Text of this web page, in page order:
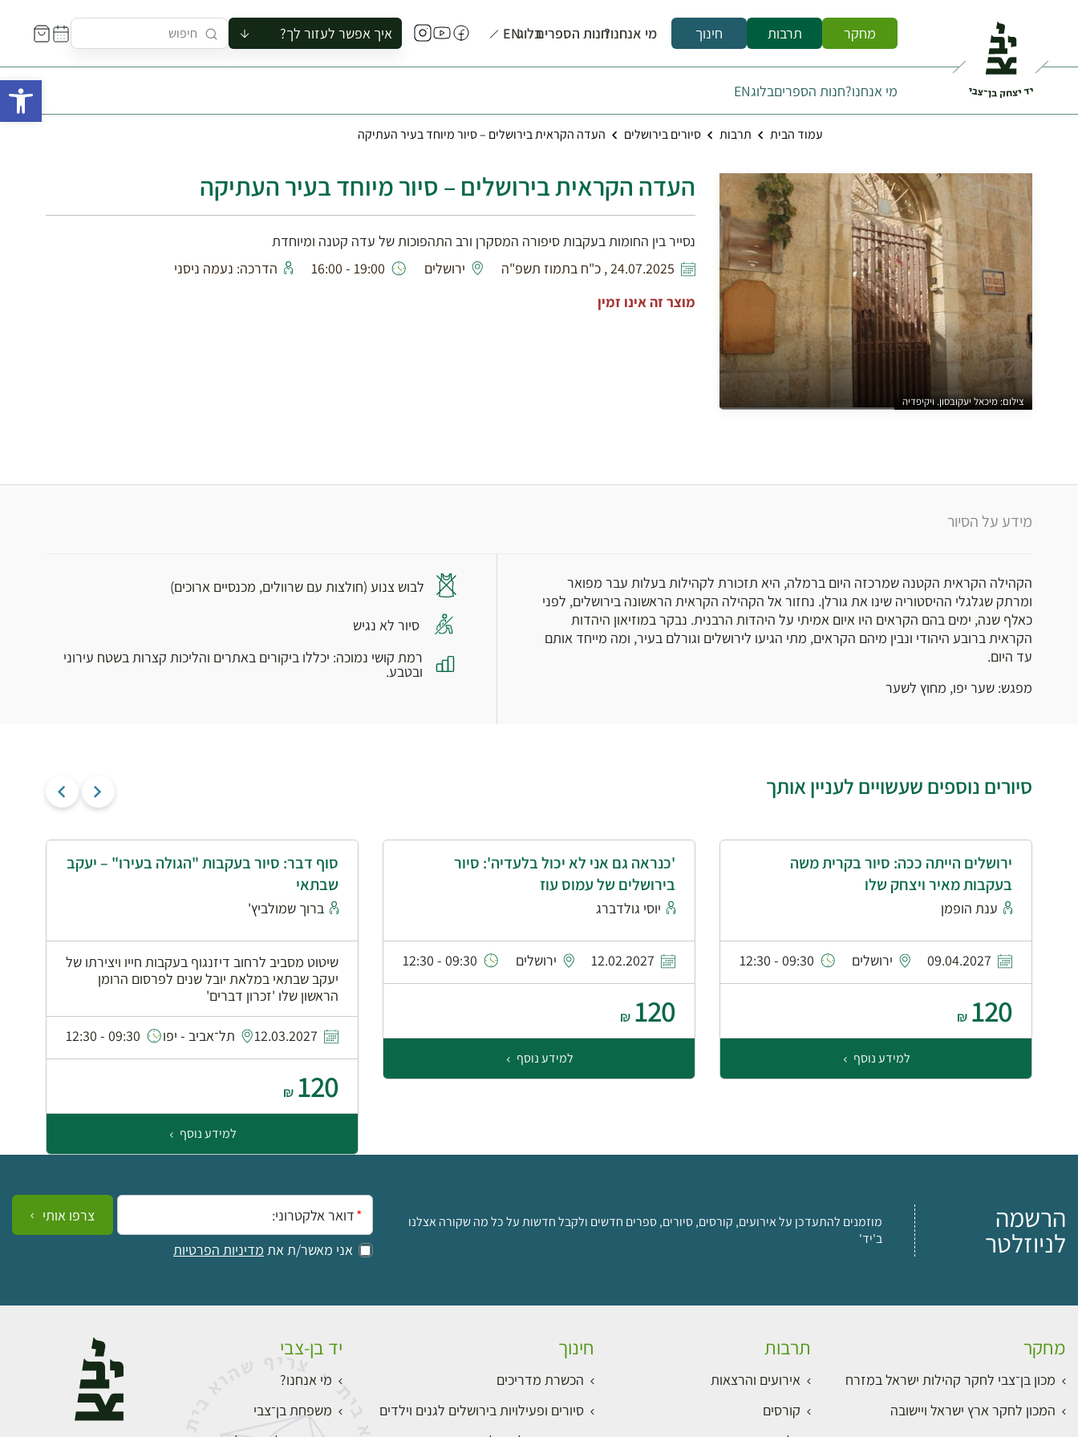
מחקר תרבות חינוך מי אנחנו?חנות הספריםבלוגEN איך אפשר לעזור לך?
להזמין סיור לקבוצה
להירשם לקורס
לקנות ספר
לתאם ביקור בצריף
מי אנחנו?חנות הספריםבלוגEN
עמוד הבית תרבות סיורים בירושלים העדה הקראית בירושלים – סיור מיוחד בעיר העתיקה
צילום: מיכאל יעקובסון. ויקיפדיה
העדה הקראית בירושלים – סיור מיוחד בעיר העתיקה
נסייר בין החומות בעקבות סיפורה המסקרן ורב התהפוכות של עדה קטנה ומיוחדת
24.07.2025 , כ"ח בתמוז תשפ"ה
ירושלים 19:00 - 16:00
הדרכה: נעמה ניסני
מוצר זה אינו זמין
מידע על הסיור
הקהילה הקראית הקטנה שמרכזה היום ברמלה, היא תזכורת לקהילות בעלות עבר מפואר
ומרתק שגלגלי ההיסטוריה שינו את גורלן. נחזור אל הקהילה הקראית הראשונה בירושלים, לפני
כאלף שנה, ימים בהם הקראים היו איום אמיתי על היהדות הרבנית. נבקר במוזיאון היהדות
הקראית ברובע היהודי ונבין מיהם הקראים, מתי הגיעו לירושלים וגורלם בעיר, ומה מייחד אותם
עד היום.
מפגש: שער יפו, מחוץ לשער
לבוש צנוע (חולצות עם שרוולים, מכנסיים ארוכים)
סיור לא נגיש
רמת קושי נמוכה: יכללו ביקורים באתרים והליכות קצרות בשטח עירוני
ובטבע.
סיורים נוספים שעשויים לעניין אותך
ירושלים הייתה ככה: סיור בקרית משה
בעקבות מאיר ויצחק שלו
ענת הופמן
09.04.2027 ירושלים 09:30 - 12:30
120
₪
למידע נוסף
'כנראה גם אני לא יכול בלעדיה': סיור
בירושלים של עמוס עוז
יוסי גולדברג
12.02.2027 ירושלים 09:30 - 12:30
120
₪
למידע נוסף
סוף דבר: סיור בעקבות "הגולה בעירו" – יעקב
שבתאי
ברוך שמולביץ'
שיטוט מסביב לרחוב דיזנגוף בעקבות חייו ויצירתו של
יעקב שבתאי במלאת יובל שנים לפרסום הרומן
הראשון שלו 'זכרון דברים'
12.03.2027 תל־אביב - יפו 09:30 - 12:30
120
₪
למידע נוסף
הרשמה
לניוזלטר
מוזמנים להתעדכן על אירועים, קורסים, סיורים, ספרים חדשים ולקבל חדשות על כל מה שקורה אצלנו
ב'יד'
אימייל:
אני מאשר/ת את מדיניות הפרטיות
צרפו אותי
מחקר
מכון בן־צבי לחקר קהילות ישראל במזרח
המכון לחקר ארץ ישראל ויישובה
תרבות
אירועים והרצאות
קורסים
חינוך
הכשרת מדריכים
סיורים ופעילויות בירושלים לגנים וילדים
יד בן-צבי
מי אנחנו?
משפחת בן־צבי